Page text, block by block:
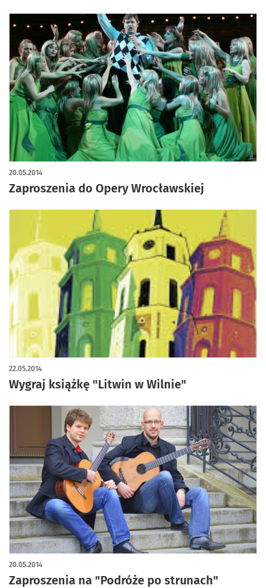
Zaproszenia do Opery Wrocławskiej
20.05.2014
Wygraj książkę "Litwin w Wilnie"
22.05.2014
Zaproszenia na "Podróże po strunach"
20.05.2014